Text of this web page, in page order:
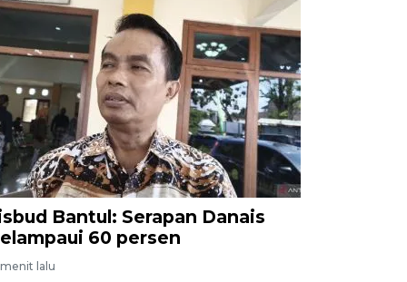
Bantul: Serapan Danais
60 persen
lalu